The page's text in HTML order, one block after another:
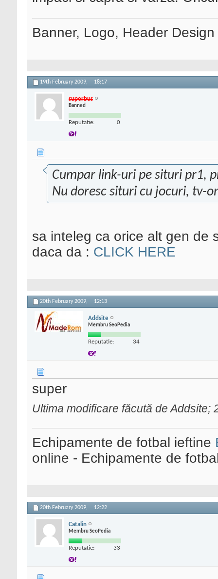
Banner, Logo, Header
19th February 2009, 18:17
superbus
Banned
Reputatie: 0
Cumpar link-uri pe situri pr1,
Nu doresc situri cu jocuri, tv-
sa inteleg ca orice alt gen de
daca da : CLICK HERE
20th February 2009, 12:13
Addsite
Membru SeoPedia
Reputatie: 34
super
Ultima modificare făcută de
Echipamente de fotbal ieftine
online - Echipamente de
20th February 2009, 12:22
Catalin
Membru SeoPedia
Reputatie: 33